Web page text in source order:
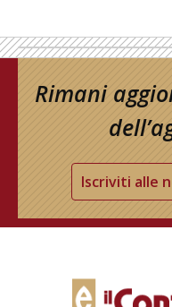
Rimani
Iscriviti alle